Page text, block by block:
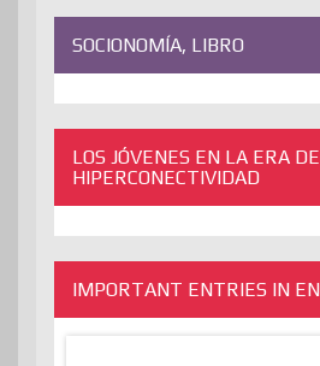
SOCIONOMÍA, LIBRO
LOS JÓVENES EN LA ERA
HIPERCONECTIVIDAD
IMPORTANT ENTRIES IN